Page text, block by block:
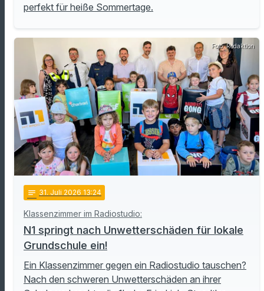
perfekt für heiße Sommertage.
Foto: Redaktion
notes 31. Juli 2026 13:24
Klassenzimmer im Radiostudio:
N1 springt nach Unwetterschäden für lokale
Grundschule ein!
Ein Klassenzimmer gegen ein Radiostudio tauschen?
Nach den schweren Unwetterschäden an ihrer